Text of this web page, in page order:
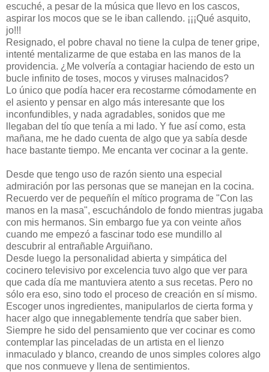
escuché, a pesar de la música que llevo en los cascos,
aspirar los mocos que se le iban callendo. ¡¡¡Qué asquito,
jo!!!
Resignado, el pobre chaval no tiene la culpa de tener gripe,
intenté mentalizarme de que estaba en las manos de la
providencia. ¿Me volvería a contagiar haciendo de esto un
bucle infinito de toses, mocos y viruses malnacidos?
Lo único que podía hacer era recostarme cómodamente en
el asiento y pensar en algo más interesante que los
inconfundibles, y nada agradables, sonidos que me
llegaban del tío que tenía a mi lado. Y fue así como, esta
mañana, me he dado cuenta de algo que ya sabía desde
hace bastante tiempo. Me encanta ver cocinar a la gente.
Desde que tengo uso de razón siento una especial
admiración por las personas que se manejan en la cocina.
Recuerdo ver de pequeñín el mítico programa de "Con las
manos en la masa", escuchándolo de fondo mientras jugaba
con mis hermanos. Sin embargo fue ya con veinte años
cuando me empezó a fascinar todo ese mundillo al
descubrir al entrañable Arguiñano.
Desde luego la personalidad abierta y simpática del
cocinero televisivo por excelencia tuvo algo que ver para
que cada día me mantuviera atento a sus recetas. Pero no
sólo era eso, sino todo el proceso de creación en sí mismo.
Escoger unos ingredientes, manipularlos de cierta forma y
hacer algo que innegablemente tendría que saber bien.
Siempre he sido del pensamiento que ver cocinar es como
contemplar las pinceladas de un artista en el lienzo
inmaculado y blanco, creando de unos simples colores algo
que nos conmueve y llena de sentimientos.